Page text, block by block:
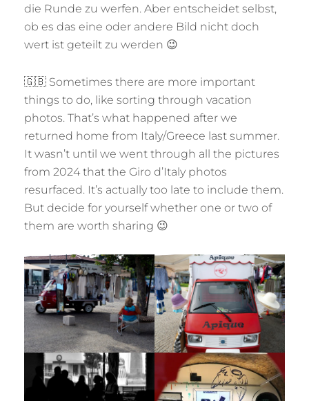
die Runde zu werfen. Aber entscheidet selbst,
ob es das eine oder andere Bild nicht doch
wert ist geteilt zu werden 😉
🇬🇧 Sometimes there are more important
things to do, like sorting through vacation
photos. That’s what happened after we
returned home from Italy/Greece last summer.
It wasn’t until we went through all the pictures
from 2024 that the Giro d’Italy photos
resurfaced. It’s actually too late to include them.
But decide for yourself whether one or two of
them are worth sharing 😉